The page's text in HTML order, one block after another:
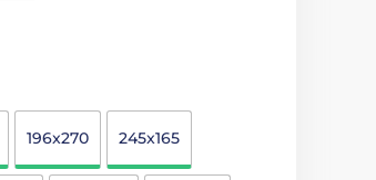
196x270 245x165